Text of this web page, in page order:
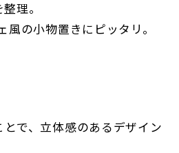
理。
風の小物置きにピッタリ。
で、立体感のあるデザイン